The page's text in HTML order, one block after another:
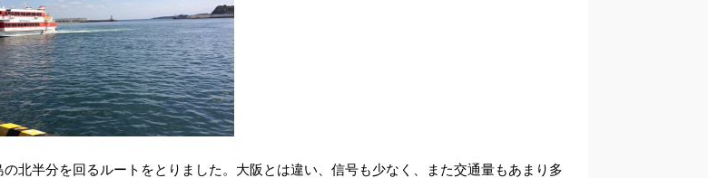
の北半分を回るルートをとりました。大阪とは違い、信号も少なく、また交通量もあまり多